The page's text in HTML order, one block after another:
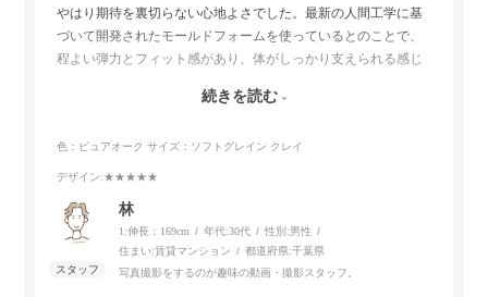
やはり期待を裏切らない心地よさでした。最新の人間工学に基
づいて開発されたモールドフォームを使っているとのことで、
程よい弾力とフィット感があり、体がしっかり支えられる感じ
リラックスタイムによさそうでした。回転タイプなので、個人
す。
続きを読む
色：ピュアオーク サイズ：ソフトグレイン クレイ
デザイン:★★★★★
林
1:伸長：169cm 年代:30代 性別:男性
住まい:賃貸マンション 都道府県:千葉県
写真撮影をするのが趣味の動画・撮影スタッフ。